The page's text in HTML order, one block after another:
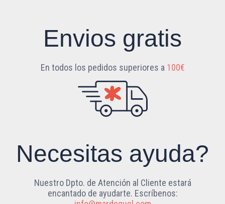
Envios gratis
En todos los pedidos superiores a 100€
Necesitas ayuda?
Nuestro Dpto. de Atención al Cliente estará
encantado de ayudarte. Escríbenos: